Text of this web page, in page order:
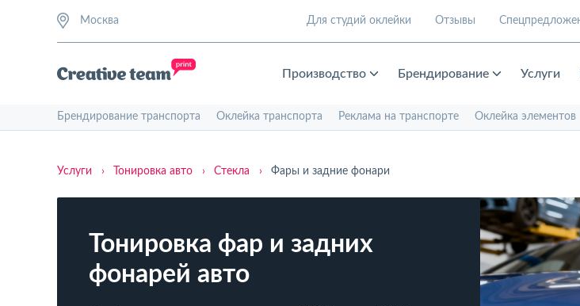
Москва Для студий оклейки Отзывы
Производство Брендирование Услуги
Брендирование транспорта Оклейка транспорта Реклама на транспорте Оклейка элементов
Услуги › Тонировка авто › Стекла › Фары и задние фонари
Тонировка фар и задних
фонарей авто